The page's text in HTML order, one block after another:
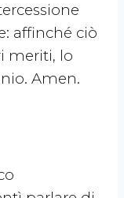
affinché ciò
meriti, lo
Amen.